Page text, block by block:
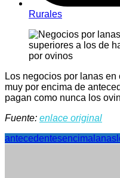
Rurales
Los negocios por lanas
muy por encima de
pagan como nunca los
Fuente: enlace original
antecedentesencima lanas